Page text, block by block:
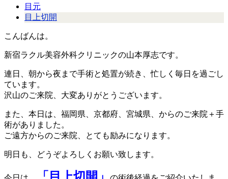
目元
目上切開
こんばんは。
新宿ラクル美容外科クリニックの山本厚志です。
連日、朝から夜まで手術と処置が続き、忙しく毎日を過ごし
ています。
沢山のご来院、大変ありがとうございます。
また、本日は、福岡県、京都府、宮城県、からのご来院＋手
術がありました。
ご遠方からのご来院、とても励みになります。
明日も、どうぞよろしくお願い致します。